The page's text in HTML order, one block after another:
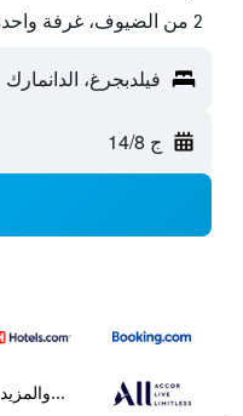
2 من الضيوف، غرفة واحدة
فيلدبجرغ، الدانمارك
ج 14/8
...والمزيد